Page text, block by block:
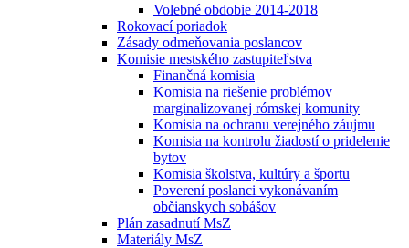
Volebné obdobie 2014-2018
Rokovací poriadok
Zásady odmeňovania poslancov
Komisie mestského zastupiteľstva
Finančná komisia
Komisia na riešenie problémov
marginalizovanej rómskej komunity
Komisia na ochranu verejného záujmu
Komisia na kontrolu žiadostí o pridelenie
bytov
Komisia školstva, kultúry a športu
Poverení poslanci vykonávaním
občianskych sobášov
Plán zasadnutí MsZ
Materiály MsZ